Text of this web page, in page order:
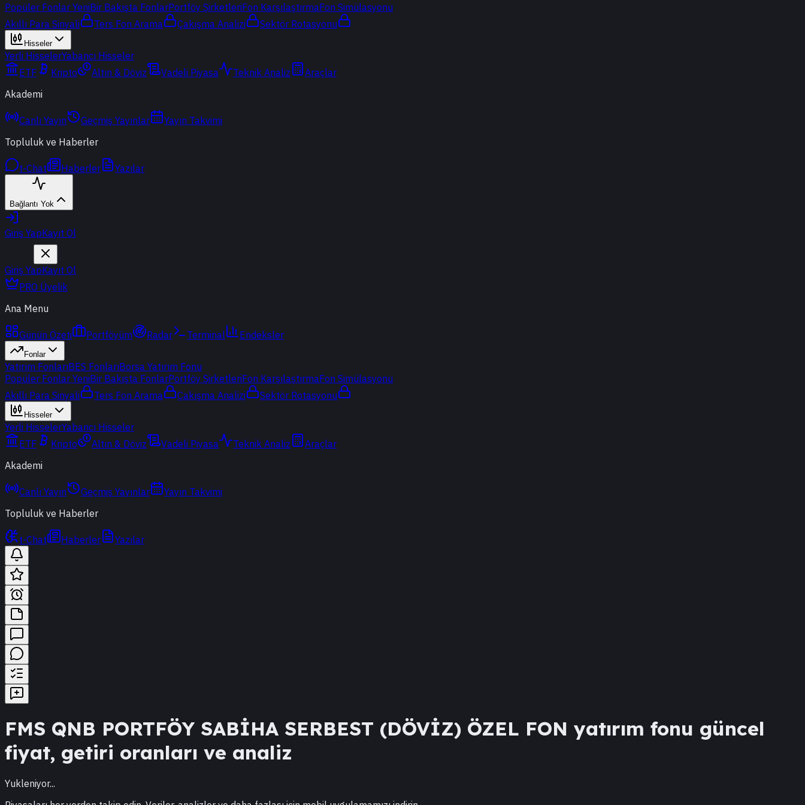
Popüler Fonlar YeniBir Bakışta FonlarPortföy ŞirketleriFon KarşılaştırmaFon Simülasyonu
Akıllı Para Sinyali
Ters Fon Arama Çakışma Analizi Sektör Rotasyonu
Hisseler
Yerli HisselerYabancı Hisseler
ETF
Kripto Altın & Döviz Vadeli Piyasa Teknik Analiz
Araçlar
Akademi
Canlı Yayın Geçmiş Yayınlar
Yayın Takvimi
Topluluk ve Haberler
t-Chat Haberler Yazılar
Bağlantı Yok
Giriş YapKayıt Ol
Giriş YapKayıt Ol
PRO Üyelik
Ana Menu
Günün Özeti Portföyüm Radar Terminal Endeksler
Fonlar
Yatırım FonlarıBES FonlarıBorsa Yatırım Fonu
Popüler Fonlar YeniBir Bakışta FonlarPortföy ŞirketleriFon KarşılaştırmaFon Simülasyonu
Akıllı Para Sinyali
Ters Fon Arama Çakışma Analizi Sektör Rotasyonu
Hisseler
Yerli HisselerYabancı Hisseler
ETF
Kripto Altın & Döviz Vadeli Piyasa Teknik Analiz
Araçlar
Akademi
Canlı Yayın Geçmiş Yayınlar
Yayın Takvimi
Topluluk ve Haberler
t-Chat Haberler Yazılar
FMS QNB PORTFÖY SABİHA SERBEST (DÖVİZ) ÖZEL FON yatırım fonu güncel
fiyat, getiri oranları ve analiz
Yukleniyor...